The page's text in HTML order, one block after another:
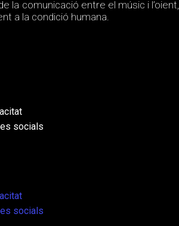
la comunicació entre el músic i l’oient,
a la condició humana.
socials
socials